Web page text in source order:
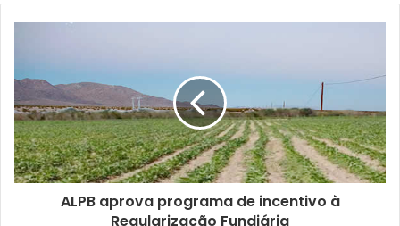
ALPB aprova programa de incentivo à
Regularização Fundiária